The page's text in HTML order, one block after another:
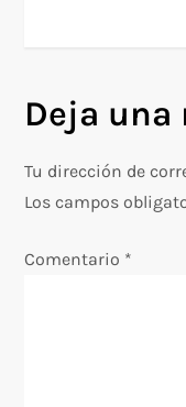
g
a
Deja una
Tu dirección de
Los campos
Comentario *